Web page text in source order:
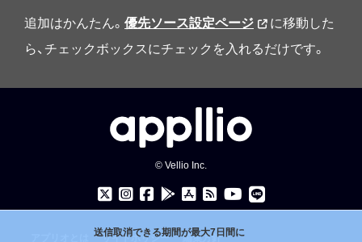
追加はかんたん。 優先ソース設定ページ
に移動した
ら、チェックボックスにチェックを入れるだけです。
© Vellio Inc.
サイトポリシー 編集方針
送信取消できる期間が最大7日間に